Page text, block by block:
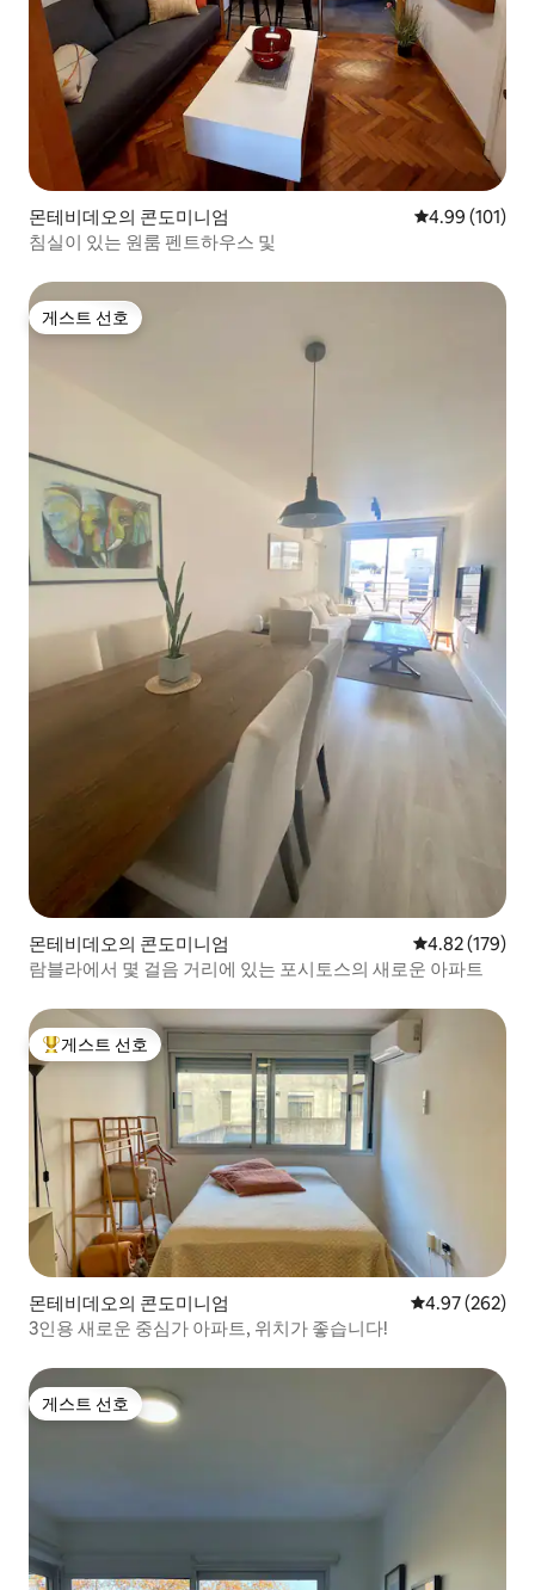
몬테비데오의 콘도미니엄 평점 4.99점(5
4.99 (101)
침실이 있는 원룸 펜트하우스 및
게스트 선호
게스트 선호
몬테비데오의 콘도미니엄 평점 4.82점(5
4.82 (179)
람블라에서 몇 걸음 거리에 있는 포시토스의 새로운 아파트
상위 게스트 선호
게스트 선호
몬테비데오의 콘도미니엄 평점 4.97점(5
4.97 (262)
3인용 새로운 중심가 아파트, 위치가 좋습니다!
게스트 선호
게스트 선호